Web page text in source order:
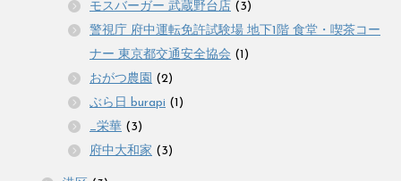
モスバーガー 武蔵野台店 (3)
警視庁 府中運転免許試験場 地下1階 食堂・喫茶コー
ナー 東京都交通安全協会 (1)
おがつ農園 (2)
ぶら日 burapi (1)
_栄華 (3)
府中大和家 (3)